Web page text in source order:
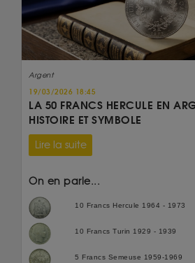
Argent
19/03/2026 18:45
LA 50 FRANCS HERCULE EN
HISTOIRE ET SYMBOLE
Lire la suite
On en parle...
10 Francs Hercule 1964 - 1973
10 Francs Turin 1929 - 1939
5 Francs Semeuse 1959-1969